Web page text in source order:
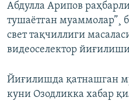
Абдулла Арипов
тушаëтган муаммолар”¸
свет тақчиллиги
видеоселeктор
Йиғилишда қатнашган
куни Озодликка хабар